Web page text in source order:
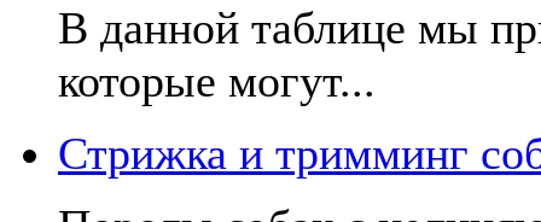
В данной таблице мы
которые могут...
Стрижка и тримминг